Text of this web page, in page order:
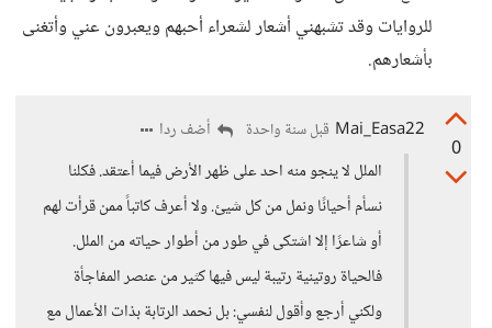
للروايات وقد تشبهني أشعار لشعراء أحبهم ويعبرون عني وأتغنى
بأشعارهم.
0
Mai_Easa22 قبل سنة واحدة
أضف ردا
الملل لا ينجو منه احد على ظهر الأرض فيما أعتقد. فكلنا
نسأم أحيانًا ونمل من كل شيئ. ولا أعرف كاتباً ممن قرأت لهم
أو شاعرًا إلا اشتكى في طور من أطوار حياته من الملل.
فالحياة روتينية رتيبة ليس فيها كثير من عنصر المفاجأة
ولكني أرجع وأقول لنفسي: بل نحمد الرتابة بذات الأعمال مع